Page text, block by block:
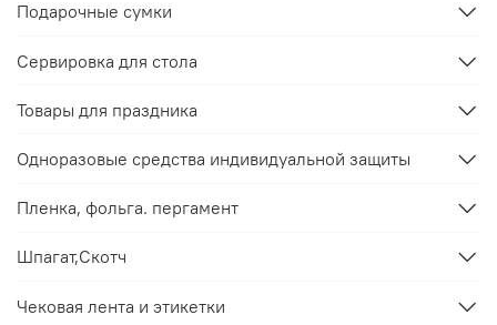
Подарочные сумки
Сервировка для стола
Товары для праздника
Одноразовые средства индивидуальной защиты
Пленка, фольга. пергамент
Шпагат,Скотч
Чековая лента и этикетки